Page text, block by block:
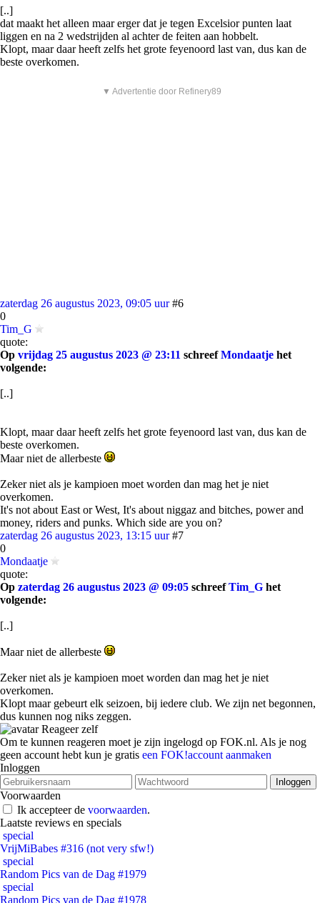
[..]
dat maakt het alleen maar erger dat je tegen Excelsior punten laat
liggen en na 2 wedstrijden al achter de feiten aan hobbelt.
Klopt, maar daar heeft zelfs het grote feyenoord last van, dus kan de
beste overkomen.
▼ Advertentie door Refinery89
zaterdag 26 augustus 2023, 09:05 uur #6
0
Tim_G
quote:
Op vrijdag 25 augustus 2023 @ 23:11 schreefMondaatje het
volgende:
[..]
Klopt, maar daar heeft zelfs het grote feyenoord last van, dus kan de
beste overkomen.
Maar niet de allerbeste
Zeker niet als je kampioen moet worden dan mag het je niet
overkomen.
It's not about East or West, It's about niggaz and bitches, power and
money, riders and punks. Which side are you on?
zaterdag 26 augustus 2023, 13:15 uur #7
0
Mondaatje
quote:
Op zaterdag 26 augustus 2023 @ 09:05 schreefTim_G het
volgende:
[..]
Maar niet de allerbeste
Zeker niet als je kampioen moet worden dan mag het je niet
overkomen.
Klopt maar gebeurt elk seizoen, bij iedere club. We zijn net begonnen,
dus kunnen nog niks zeggen.
Reageer zelf
Om te kunnen reageren moet je zijn ingelogd op FOK.nl. Als je nog
geen account hebt kun je gratis een FOK!account aanmaken
Inloggen
Voorwaarden
Ik accepteer de voorwaarden.
Laatste reviews en specials
special
VrijMiBabes #316 (not very sfw!)
special
Random Pics van de Dag #1979
special
Random Pics van de Dag #1978